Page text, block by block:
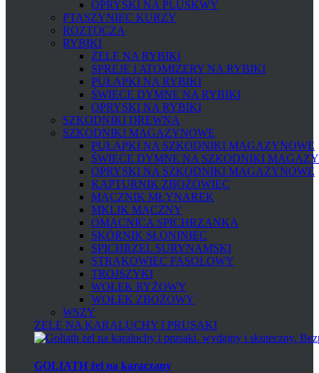
OPRYSKI NA PLUSKWY
PTASZYNIEC KURZY
ROZTOCZA
RYBIKI
ŻELE NA RYBIKI
SPREJE I ATOMIZERY NA RYBIKI
PUŁAPKI NA RYBIKI
ŚWIECE DYMNE NA RYBIKI
OPRYSKI NA RYBIKI
SZKODNIKI DREWNA
SZKODNIKI MAGAZYNOWE
PUŁAPKI NA SZKODNIKI MAGAZYNOWE
ŚWIECE DYMNE NA SZKODNIKI
OPRYSKI NA SZKODNIKI MAGAZYNOWE
KAPTURNIK ZBOŻOWIEC
MĄCZNIK MŁYNAREK
MKLIK MĄCZNY
OMACNICA SPICHRZANKA
SKÓRNIK SŁONINIEC
SPICHRZEL SURYNAMSKI
STRĄKOWIEC FASOLOWY
TROJSZYKI
WOŁEK RYŻOWY
WOŁEK ZBOŻOWY
WSZY
ŻELE NA KARALUCHY I PRUSAKI
GOLIATH żel na karaczany